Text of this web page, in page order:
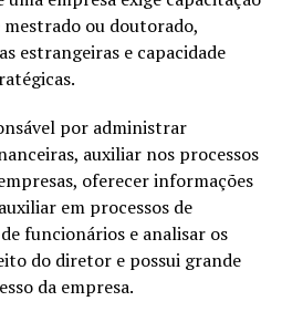
ou doutorado,
estrangeiras e capacidade
por administrar
auxiliar nos processos
oferecer informações
em processos de
funcionários e analisar os
do diretor e possui grande
da empresa.